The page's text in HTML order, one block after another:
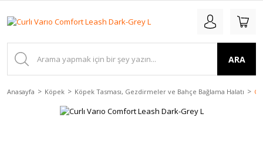
ARA
Anasayfa Köpek Köpek Tasması, Gezdirmeler ve Bahçe Bağlama Halatı